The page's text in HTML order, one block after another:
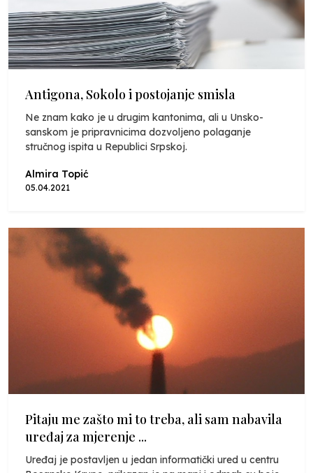
Antigona, Sokolo i postojanje smisla
Ne znam kako je u drugim kantonima, ali u Unsko-
sanskom je pripravnicima dozvoljeno polaganje
stručnog ispita u Republici Srpskoj.
Almira Topić
05.04.2021
Pitaju me zašto mi to treba, ali sam nabavila
uređaj za mjerenje ...
Uređaj je postavljen u jedan informatički ured u centru